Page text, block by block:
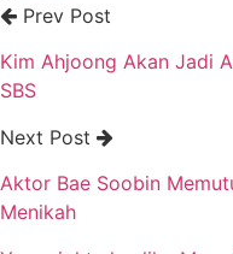
Prev Post
Kim Ahjoong Akan Jadi
SBS
Next Post
Aktor Bae Soobin
Menikah